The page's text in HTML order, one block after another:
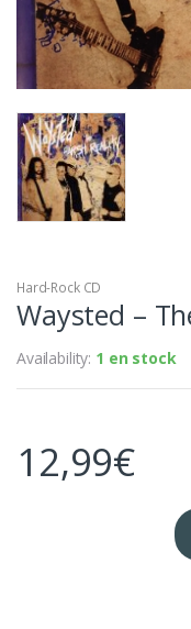
Hard-Rock CD
Waysted –
Availability: 1 en stock
12,99€